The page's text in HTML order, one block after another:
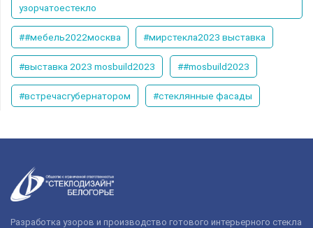
узорчатоестекло
##мебель2022москва #мирстекла2023 выставка
#выставка 2023 mosbuild2023 ##mosbuild2023
#встречасгубернатором #стеклянные фасады
Разработка узоров и производство готового интерьерного стекла